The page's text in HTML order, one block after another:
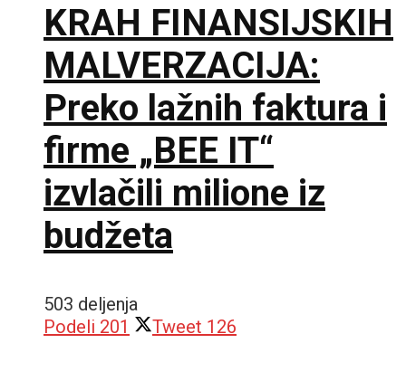
KRAH FINANSIJSKIH
MALVERZACIJA:
Preko lažnih faktura i
firme „BEE IT“
izvlačili milione iz
budžeta
503 deljenja
Podeli 201 Tweet 126